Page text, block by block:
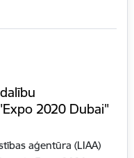
2020 Dubai"
aģentūra (LIAA)